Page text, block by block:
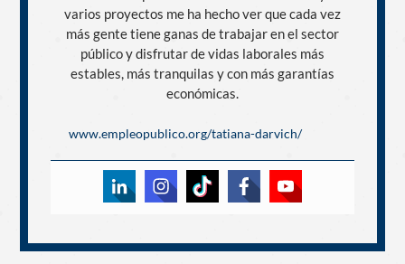
varios proyectos me ha hecho ver que cada vez
más gente tiene ganas de trabajar en el sector
público y disfrutar de vidas laborales más
estables, más tranquilas y con más garantías
económicas.
www.empleopublico.org/tatiana-darvich/